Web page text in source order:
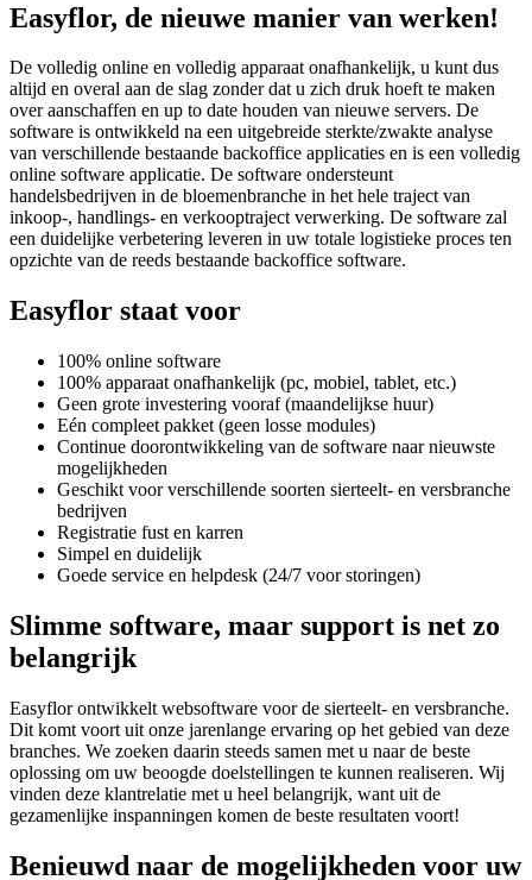
Easyflor, de nieuwe manier van werken!
De volledig online en volledig apparaat onafhankelijk, u kunt dus
altijd en overal aan de slag zonder dat u zich druk hoeft te maken
over aanschaffen en up to date houden van nieuwe servers. De
software is ontwikkeld na een uitgebreide sterkte/zwakte analyse
van verschillende bestaande backoffice applicaties en is een volledig
online software applicatie. De software ondersteunt
handelsbedrijven in de bloemenbranche in het hele traject van
inkoop-, handlings- en verkooptraject verwerking. De software zal
een duidelijke verbetering leveren in uw totale logistieke proces ten
opzichte van de reeds bestaande backoffice software.
Easyflor staat voor
100% online software
100% apparaat onafhankelijk (pc, mobiel, tablet, etc.)
Geen grote investering vooraf (maandelijkse huur)
Eén compleet pakket (geen losse modules)
Continue doorontwikkeling van de software naar nieuwste
mogelijkheden
Geschikt voor verschillende soorten sierteelt- en versbranche
bedrijven
Registratie fust en karren
Simpel en duidelijk
Goede service en helpdesk (24/7 voor storingen)
Slimme software, maar support is net zo
belangrijk
Easyflor ontwikkelt websoftware voor de sierteelt- en versbranche.
Dit komt voort uit onze jarenlange ervaring op het gebied van deze
branches. We zoeken daarin steeds samen met u naar de beste
oplossing om uw beoogde doelstellingen te kunnen realiseren. Wij
vinden deze klantrelatie met u heel belangrijk, want uit de
gezamenlijke inspanningen komen de beste resultaten voort!
Benieuwd naar de mogelijkheden voor uw